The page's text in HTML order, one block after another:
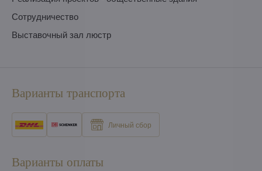
Сотрудничество
Выставочный зал люстр
Варианты транспорта
Личный сбор
Варианты оплаты